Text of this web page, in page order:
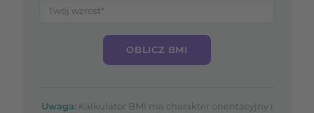
OBLICZ BMI
Uwaga:Kalkulator BMI ma charakter orientacyjny i